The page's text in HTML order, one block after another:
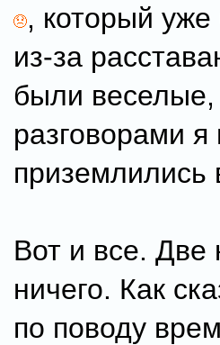
, который
из-за
были
разговорами
приземлились
Вот и все. Две
ничего. Как
по поводу